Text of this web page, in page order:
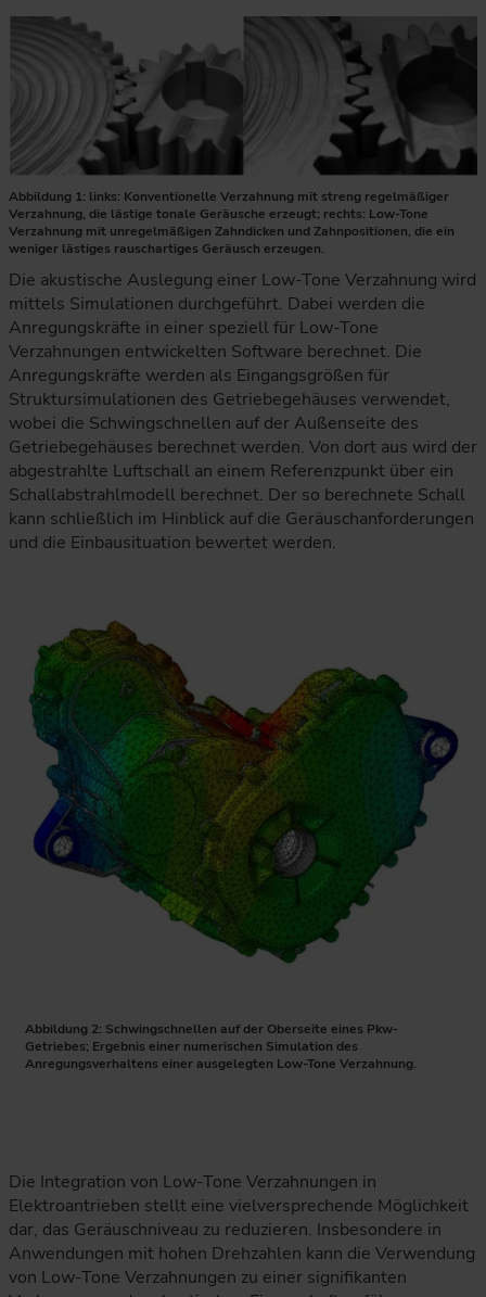
Abbildung 1: links: Konventionelle Verzahnung mit streng regelmäßiger
Verzahnung, die lästige tonale Geräusche erzeugt; rechts: Low-Tone
Verzahnung mit unregelmäßigen Zahndicken und Zahnpositionen, die ein
weniger lästiges rauschartiges Geräusch erzeugen.
Die akustische Auslegung einer Low-Tone Verzahnung wird
mittels Simulationen durchgeführt. Dabei werden die
Anregungskräfte in einer speziell für Low-Tone
Verzahnungen entwickelten Software berechnet. Die
Anregungskräfte werden als Eingangsgrößen für
Struktursimulationen des Getriebegehäuses verwendet,
wobei die Schwingschnellen auf der Außenseite des
Getriebegehäuses berechnet werden. Von dort aus wird der
abgestrahlte Luftschall an einem Referenzpunkt über ein
Schallabstrahlmodell berechnet. Der so berechnete Schall
kann schließlich im Hinblick auf die Geräuschanforderungen
und die Einbausituation bewertet werden.
Abbildung 2: Schwingschnellen auf der Oberseite eines Pkw-
Getriebes; Ergebnis einer numerischen Simulation des
Anregungsverhaltens einer ausgelegten Low-Tone Verzahnung.
Die Integration von Low-Tone Verzahnungen in
Elektroantrieben stellt eine vielversprechende Möglichkeit
dar, das Geräuschniveau zu reduzieren. Insbesondere in
Anwendungen mit hohen Drehzahlen kann die Verwendung
von Low-Tone Verzahnungen zu einer signifikanten